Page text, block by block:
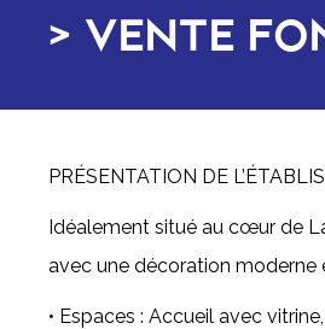
VENTE
PRÉSENTATION DE
Idéalement situé au cœur de
avec une décoration moderne
• Espaces : Accueil avec